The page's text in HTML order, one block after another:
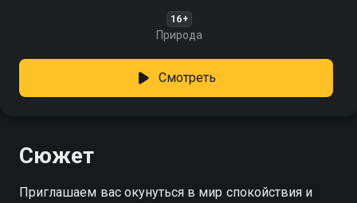
16+
Природа
Смотреть
Сюжет
Приглашаем вас окунуться в мир спокойствия и